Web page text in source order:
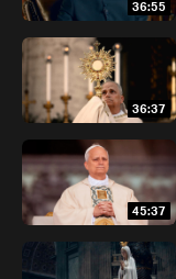
36:55
36:37
45:37